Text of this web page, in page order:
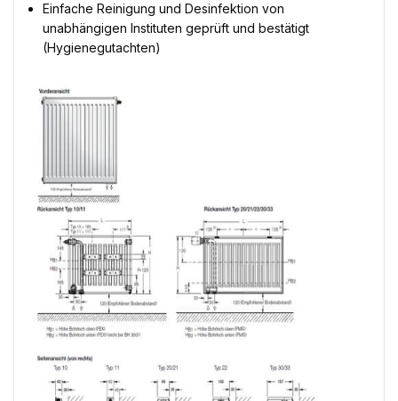
Einfache Reinigung und Desinfektion von
unabhängigen Instituten geprüft und bestätigt
(Hygienegutachten)